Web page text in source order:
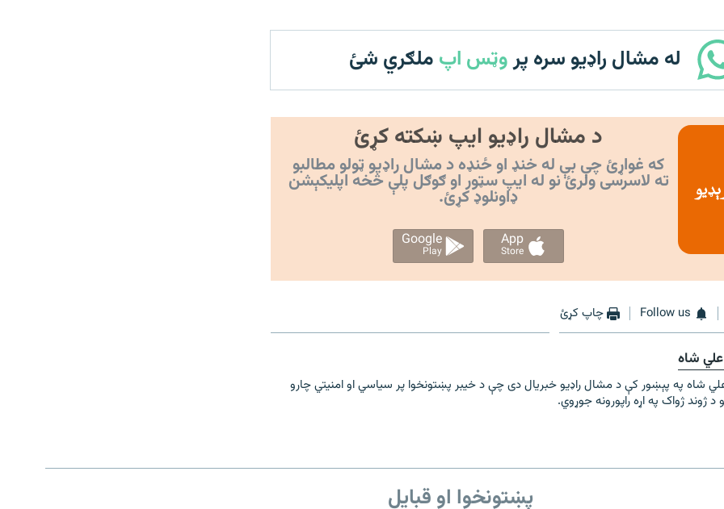
له مشال راډیو سره پروټس اپ ملګري شئ
د مشال راډیو ایپ ښکته کړئ
که غواړئ چې بې له خنډ او ځنډه د مشال راډیو ټولو مطالبو
ته لاسرسی ولرئ نو له ایپ سټور او ګوګل پلې څخه اپليکېشن
ډاونلوډ کړئ.
App
Store
Google
Play
Follow us چاپ کړئ
شاه
شاه په پېښور کې د مشال راډیو خبریال دی چې د خیبر پښتونخوا پر سیاسي او امنیتي چارو
د ژوند ژواک په اړه راپورونه جوړوي.
پښتونخوا او قبایل